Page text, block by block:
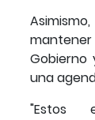
Gobierno
una
"Estos